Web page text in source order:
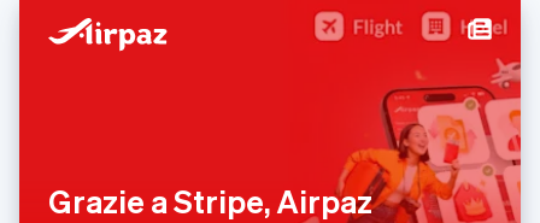
Grazie a Stripe, Airpaz
English
Croazia
English